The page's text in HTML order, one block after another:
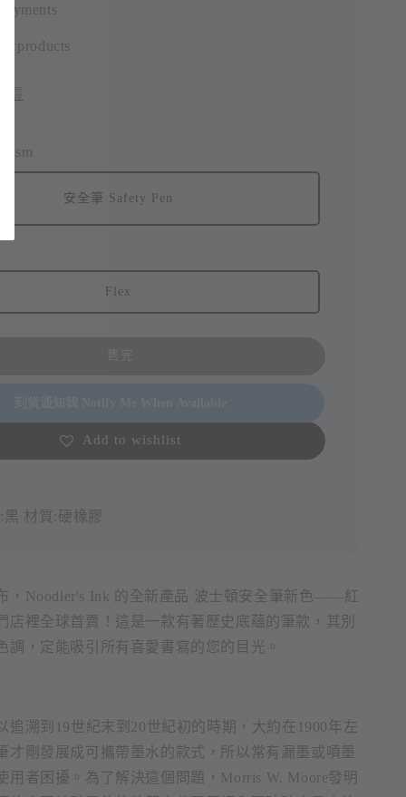
products
安全筆 Safety Pen
Flex
Add to wishlist
黑 材質:硬橡膠
，Noodler's Ink 的全新產品 波士頓安全筆新色——紅
店裡全球首賣！這是一款有著歷史底蘊的筆款，其別
調，定能吸引所有喜愛書寫的您的目光。
追溯到19世紀末到20世紀初的時期，大約在1900年左
才剛發展成可攜帶墨水的款式，所以常有漏墨或噴墨
用者困擾。為了解決這個問題，Morris W. Moore發明